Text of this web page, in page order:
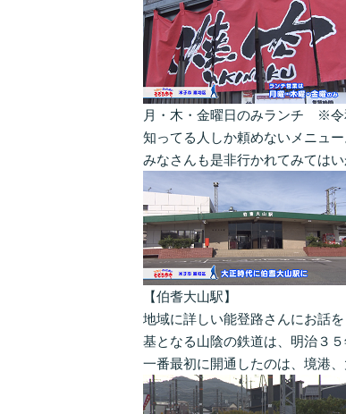
月・木・金曜日のみランチ ※令
知ってる人しか頼めないメニュー
みなさんも是非行かれてみてはい
【伯耆大山駅】
地域に詳しい能登路さんにお話を
基となる山陰の鉄道は、明治３５
一番最初に開通したのは、境港